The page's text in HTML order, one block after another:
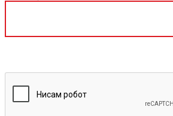
empty.
leave
field
empty.